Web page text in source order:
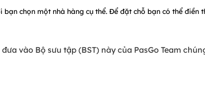
bạn chọn một nhà hàng cụ thể. Để đặt chỗ bạn có thể
vào Bộ sưu tập (BST) này của PasGo Team